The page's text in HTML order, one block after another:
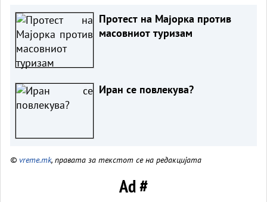
Протест на Мајорка против
масовниот туризам
Иран се повлекува?
© vreme.mk, правата за текстот се на редакцијата
Ad #